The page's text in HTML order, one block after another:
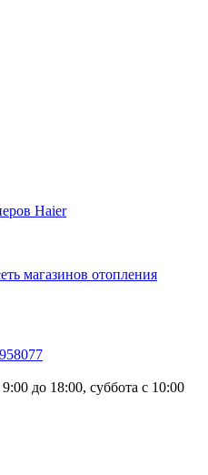
Haier
до 18:00, суббота с 10:00